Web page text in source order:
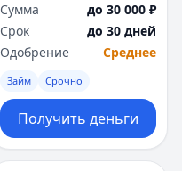
Сумма
до 30 000 ₽
Срок
до 30 дней
Одобрение
Среднее
Займ Срочно
Получить деньги